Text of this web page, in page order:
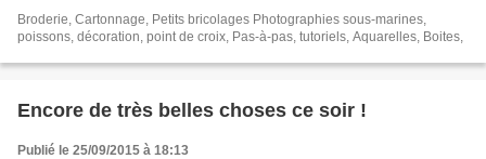
Broderie, Cartonnage, Petits bricolages Photographies sous-marines,
poissons, décoration, point de croix, Pas-à-pas, tutoriels, Aquarelles, Boites,
Encore de très belles choses ce soir !
Publié le 25/09/2015 à 18:13